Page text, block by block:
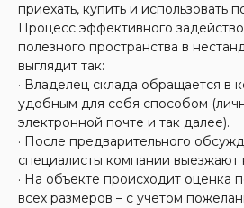
приехать, купить и использовать
Процесс эффективного
полезного пространства в
выглядит так:
· Владелец склада обращается в
удобным для себя способом
электронной почте и так далее).
· После предварительного
специалисты компании выезжают
· На объекте происходит оценка
всех размеров – с учетом